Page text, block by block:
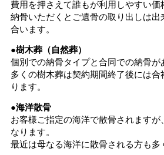
費用を押さえて誰もが利用しやすい
納骨いただくとご遺骨の取り出しは
合います。
●樹木葬（自然葬）
個別での納骨タイプと合同での納骨が
多くの樹木葬は契約期間終了後には
ります。
●海洋散骨
お客様ご指定の海洋で散骨されます
なります。
最近は母なる海洋に散骨される方も多